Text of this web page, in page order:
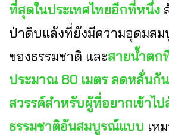
ที่สุดในประเทศไทยอีกที่หนึ่ง
ป่าดิบแล้งที่ยังมีความอุดมส
ของธรรมชาติ และสายน้ำตก
ประมาณ 80 เมตร ลดหลั่นกั
สวรรค์สำหรับผู้ที่อยากเข้าไ
ธรรมชาติอันสมบูรณ์แบบ เห